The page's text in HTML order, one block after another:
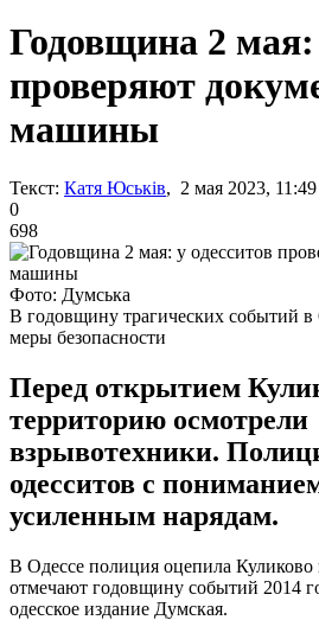
Годовщина 2 мая:
проверяют
машины
Текст: Катя Юськів, 2 мая 2023, 11:49
0
698
Фото: Думська
В годовщину трагических событий
меры безопасности
Перед открытием
территорию осмотрели
взрывотехники.
одесситов с
усиленным нарядам.
В Одессе полиция оцепила Куликово
отмечают годовщину событий 2014
одесское издание Думская.